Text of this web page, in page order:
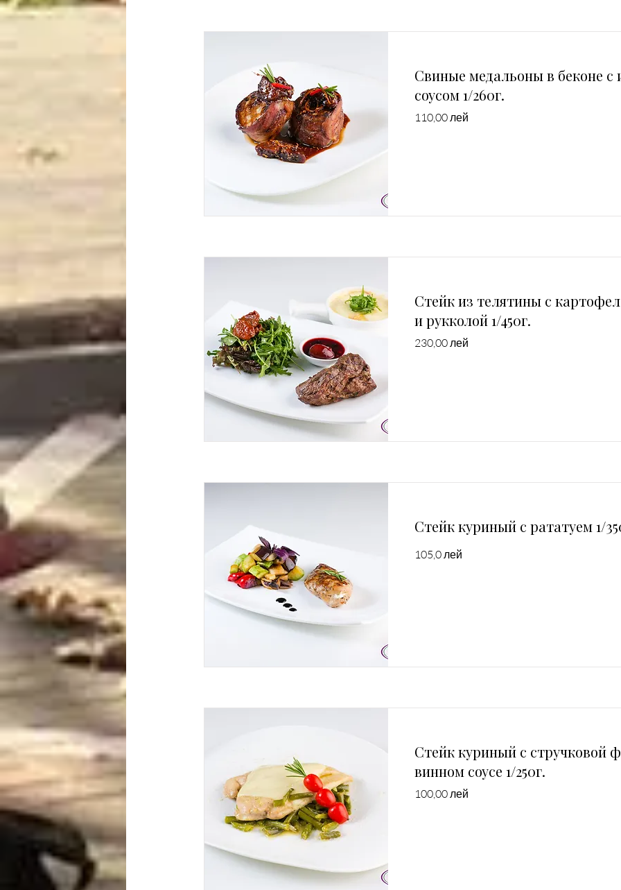
Свиные медальоны в беконе
соусом 1/260г.
110,00 лей
Стейк из телятины с
и рукколой 1/450г.
230,00 лей
Стейк куриный с рататуем 1/
105,0 лей
Стейк куриный с стручковой
винном соусе 1/250г.
100,00 лей